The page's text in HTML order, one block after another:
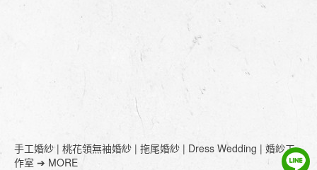
手工婚紗 | 桃花領無袖婚紗 | 拖尾婚紗 | Dress Wedding | 婚紗工
作室 ➔ MORE